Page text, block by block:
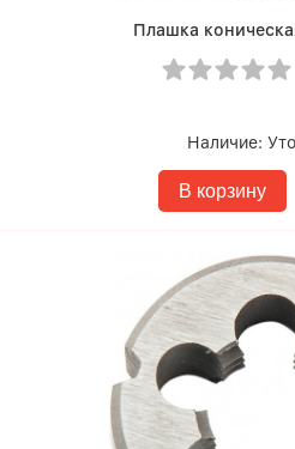
Плашка
Наличие:
В корзину